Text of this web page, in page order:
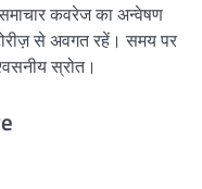
कवरेज का अन्वेषण
से अवगत रहें। समय पर
स्रोत।